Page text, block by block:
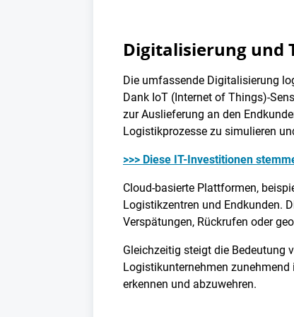
Digitalisierung und
Die umfassende Digitalisierung
Dank IoT (Internet of Things)-
zur Auslieferung an den
Logistikprozesse zu simulieren
>>> Diese IT-Investitionen
Cloud-basierte Plattformen,
Logistikzentren und Endkunden.
Verspätungen, Rückrufen oder
Gleichzeitig steigt die Bedeutung
Logistikunternehmen
erkennen und abzuwehren.